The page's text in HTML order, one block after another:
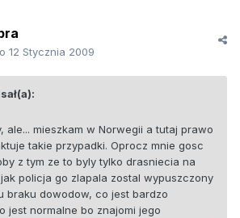
12 Stycznia 2009
ale... mieszkam w Norwegii a tutaj prawo
takie przypadki. Oprocz mnie gosc
z tym ze to byly tylko drasniecia na
policja go zlapala zostal wypuszczony
braku dowodow, co jest bardzo
jest normalne bo znajomi jego